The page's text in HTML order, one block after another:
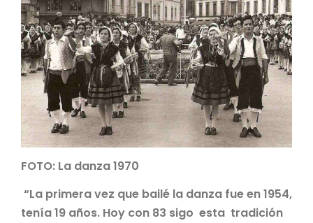
FOTO: La danza 1970
“La primera vez que bailé la danza fue en 1954,
tenía 19 años. Hoy con 83 sigo esta tradición